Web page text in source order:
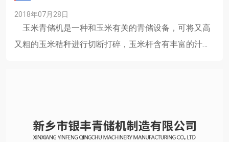
2018年07月28日
玉米青储机是一种和玉米有关的青储设备，可将又高
又粗的玉米秸秆进行切断打碎，玉米杆含有丰富的汁